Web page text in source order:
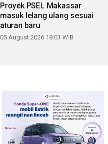
Proyek PSEL Makassar
masuk lelang ulang sesuai
aturan baru
05 August 2026 18:01 WIB